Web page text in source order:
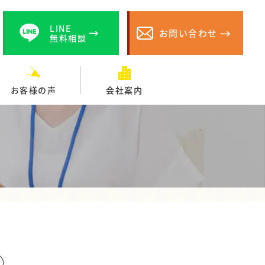
LINE
無料相談
お問い合わせ
お客様の声 会社案内